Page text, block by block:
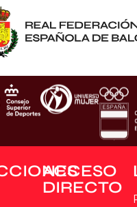
ACCESO
DIRECTO